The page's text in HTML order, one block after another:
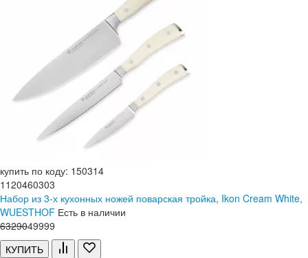
купить по коду: 150314
1120460303
Набор из 3-х кухонных ножей поварская тройка, Ikon Cream White,
WUESTHOF Есть в наличии
6329049999
КУПИТЬ